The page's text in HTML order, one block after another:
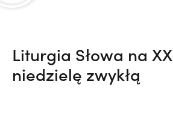
Liturgia Słowa na
niedzielę zwykłą